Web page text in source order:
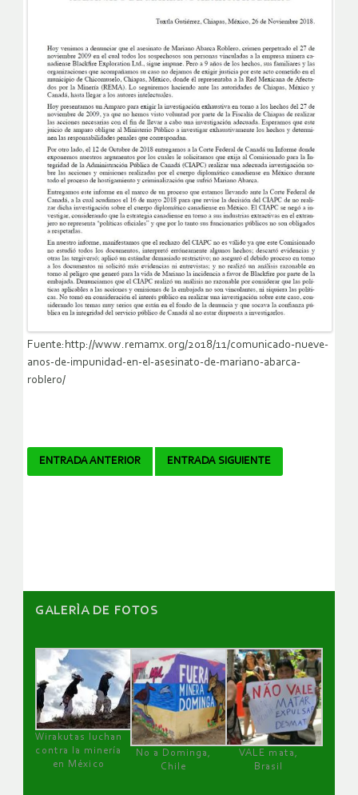
Fuente:http://www.remamx.org/2018/11/comunicado-nueve-
anos-de-impunidad-en-el-asesinato-de-mariano-abarca-
roblero/
Navegador
ENTRADA ANTERIOR ENTRADA SIGUIENTE
GALERÌA DE FOTOS
Wirakutas luchan
contra la minería
en México
No a Dominga,
Chile
VALE mata,
Brasil